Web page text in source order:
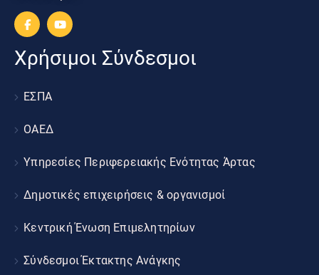
Χρήσιμοι Σύνδεσμοι
ΕΣΠΑ
ΟΑΕΔ
Υπηρεσίες Περιφερειακής Ενότητας Άρτας
Δημοτικές επιχειρήσεις & οργανισμοί
Κεντρική Ένωση Επιμελητηρίων
Σύνδεσμοι Έκτακτης Ανάγκης